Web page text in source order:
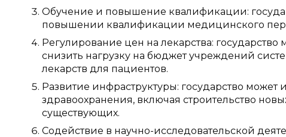
Обучение и повышение квалификации:
повышении квалификации медицинского
Регулирование цен на лекарства:
снизить нагрузку на бюджет учреждений
лекарств для пациентов.
Развитие инфраструктуры: государство
здравоохранения, включая строительство
существующих.
Содействие в научно-исследовательской